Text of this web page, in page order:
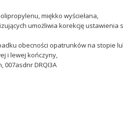
miękko wyściełana,
umożliwia korekcję ustawienia
obecności opatrunków na stopie
i lewej kończyny,
007asdnr DRQI3A